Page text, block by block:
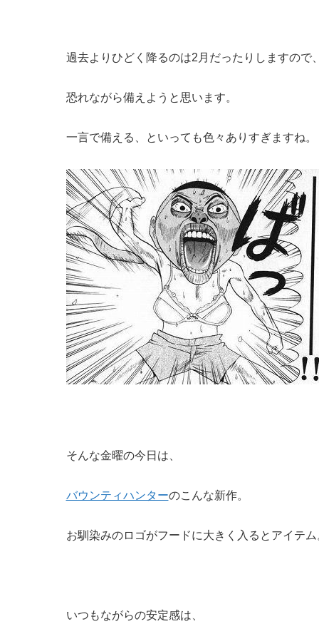
過去よりひどく降るのは2月だったりしますので
恐れながら備えようと思います。
一言で備える、といっても色々ありすぎますね。
そんな金曜の今日は、
バウンティハンターのこんな新作。
お馴染みのロゴがフードに大きく入るとアイテム
いつもながらの安定感は、